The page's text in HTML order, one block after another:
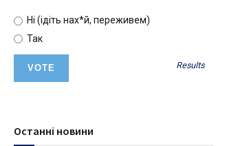
Ні (ідіть нах*й, переживем)
Так
Results
Останні новини